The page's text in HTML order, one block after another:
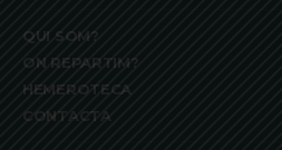
QUI SOM?
ON REPARTIM?
HEMEROTECA
CONTACTA